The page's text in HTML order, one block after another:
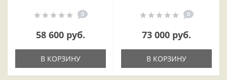
0
58 600 руб.
В КОРЗИНУ
0
73 000 руб.
В КОРЗИНУ